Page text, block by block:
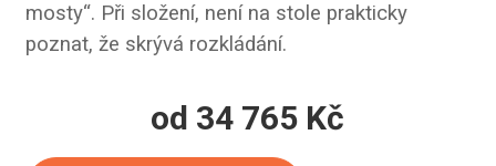
mosty“. Při složení, není na stole prakticky
poznat, že skrývá rozkládání.
od 34 765 Kč
Měrná